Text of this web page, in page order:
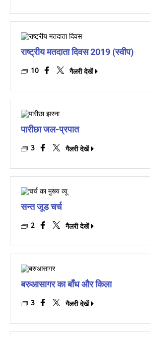
राष्ट्रीय मतदाता दिवस 2019 (स्वीप)
10
गैलरी देखें
पारीछा जल-प्रपात
3
गैलरी देखें
सन्त जूड चर्च
2
गैलरी देखें
बरुआसागर का बाँध और किला
3
गैलरी देखें